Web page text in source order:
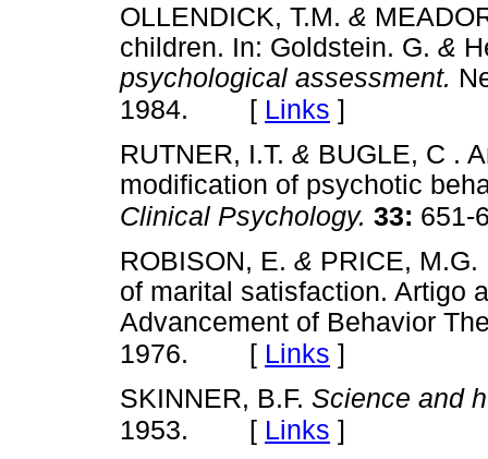
OLLENDICK, T.M. &
children. In: Goldstein. G. &
psychological assessment.
1984. [ Links ]
RUTNER, I.T. & BUGLE, C .
modification of psychotic
Clinical Psychology. 33: 651-
ROBISON, E. & PRICE,
of marital satisfaction. Artigo
Advancement of Behavior
1976. [ Links ]
SKINNER, B.F. Science and
1953. [ Links ]